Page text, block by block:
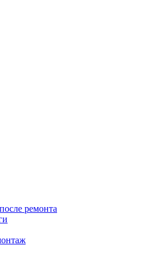
ремонта